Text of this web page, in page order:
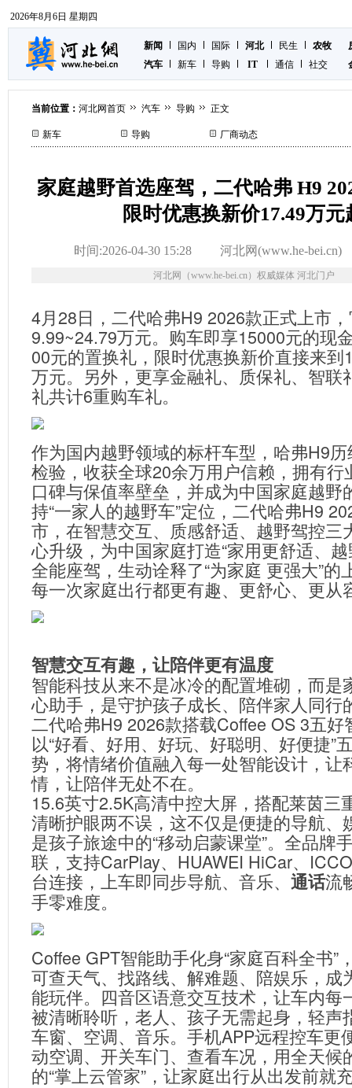
2026年8月6日 星期四
新闻 国内 国际 河北 民生
农牧
汽车
新车 导购 IT 通信 社交
当前位置： 河北网首页 汽车 导购 正文
新车 导购 厂商动态
家庭越野首选座驾，二代哈弗 H9
限时优惠换新价17.49万元
时间:2026-04-30 15:28 河北网(www.he-bei.cn)
河北网（www.he-bei.cn）权威媒体 河北门户
4月28日，二代哈弗H9 2026款正式上市
9.99~24.79万元。购车即享15000元的现
00元的置换礼，限时优惠换新价直接来到
万元。另外，更享金融礼、质保礼、智联
礼共计6重购车礼。
作为国内越野领域的标杆车型，哈弗H9
检验，收获全球20余万用户信赖，拥有行
口碑与保值率壁垒，并成为中国家庭越野
持“一家人的越野车”定位，二代哈弗H9
市，在智慧交互、质感舒适、越野驾控三
心升级，为中国家庭打造“家用更舒适、
全能座驾，生动诠释了“为家庭 更强大”的
每一次家庭出行都更有趣、更舒心、更从
智慧交互有趣，让陪伴更有温度
智能科技从来不是冰冷的配置堆砌，而是
心助手，是守护孩子成长、陪伴家人同行
二代哈弗H9 2026款搭载Coffee OS 3五好
以“好看、好用、好玩、好聪明、好便捷”
势，将情绪价值融入每一处智能设计，让
情，让陪伴无处不在。
15.6英寸2.5K高清中控大屏，搭配莱茵三
清晰护眼两不误，这不仅是便捷的导航、
是孩子旅途中的“移动启蒙课堂”。全品牌
联，支持CarPlay、HUAWEI HiCar、
台连接，上车即同步导航、音乐、 通话流
手零难度。
Coffee GPT智能助手化身“家庭百科全书”
可查天气、找路线、解难题、陪娱乐，成
能玩伴。四音区语意交互技术，让车内每
被清晰聆听，老人、孩子无需起身，轻声
车窗、空调、音乐。手机APP远程控车更
动空调、开关车门、查看车况，用全天候
的“掌上云管家”，让家庭出行从出发前就